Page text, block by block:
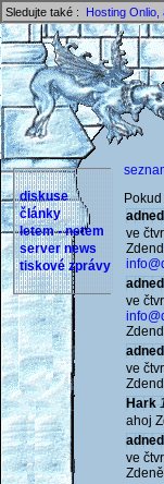
Sledujte také : Hosting Onlio,
diskuse
články
letem - netem
server news
tiskové zprávy
adned
ve
adned
ve
adned
ve
Hark
ahoj
adned
ve